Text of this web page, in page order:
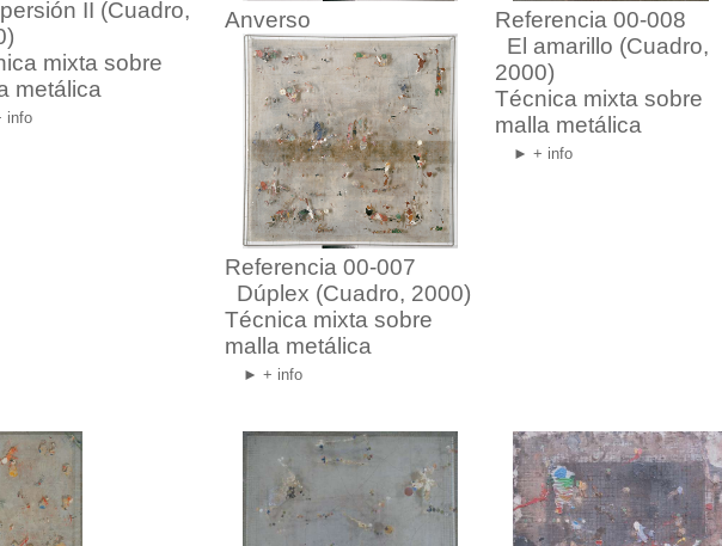
II (Cuadro,
mixta sobre
metálica
info
Anverso
Referencia 00-007
Dúplex (Cuadro, 2000)
Técnica mixta sobre
malla metálica
► + info
Referencia 00-008
El amarillo (Cuadro,
2000)
Técnica mixta sobre
malla metálica
► + info